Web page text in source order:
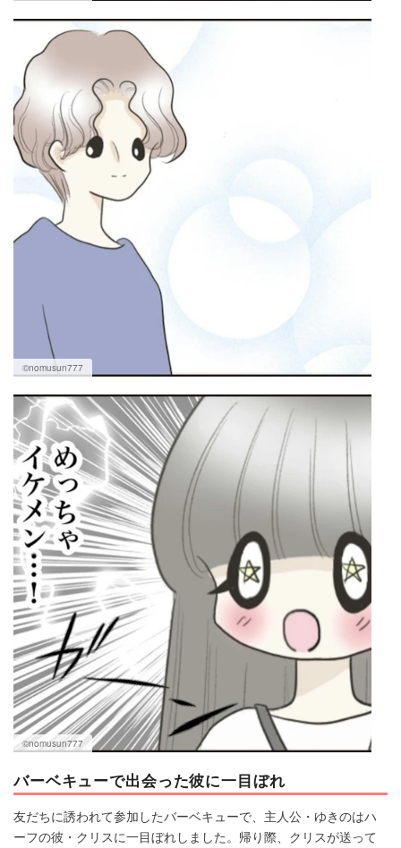
©nomusun777
©nomusun777
バーベキューで出会った彼に一目ぼれ
友だちに誘われて参加したバーベキューで、主人公・ゆきのはハ
ーフの彼・クリスに一目ぼれしました。帰り際、クリスが送って